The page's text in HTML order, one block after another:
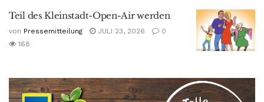
Teil des Kleinstadt-Open-Air werden
von Pressemitteilung JULI 23, 2026
0
168